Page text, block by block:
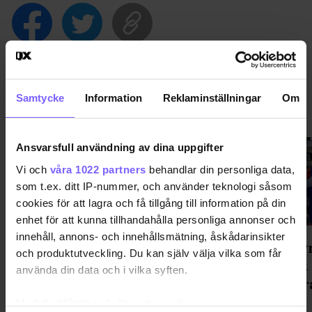
Samtycke Information Reklaminställningar Om
Ansvarsfull användning av dina uppgifter
Vi och våra 1022 partners behandlar din personliga data,
som t.ex. ditt IP-nummer, och använder teknologi såsom
cookies för att lagra och få tillgång till information på din
enhet för att kunna tillhandahålla personliga annonser och
innehåll, annons- och innehållsmätning, åskådarinsikter
och produktutveckling. Du kan själv välja vilka som får
använda din data och i vilka syften.
Med din tillåtelse skulle vi även vilja:
Regnbågsskåp med gratis hbtq-
litteratur invigt i Katrineholm